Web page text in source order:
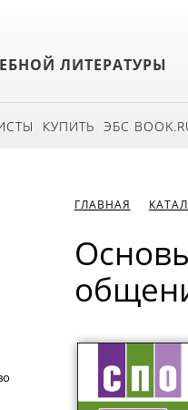
ЛИТЕРАТУРЫ
КУПИТЬ ЭБС
ГЛАВНАЯ